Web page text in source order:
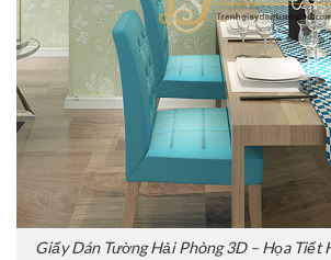
Giấy Dán Tường Hải Phòng 3D – Họa Tiết